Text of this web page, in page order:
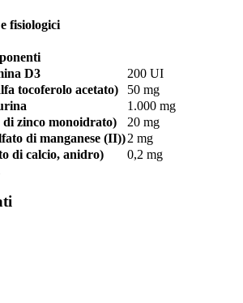
fisiologici
D3
200 UI
tocoferolo acetato)
50 mg
1.000 mg
di zinco monoidrato)
20 mg
di manganese (II))2 mg
di calcio, anidro)
0,2 mg